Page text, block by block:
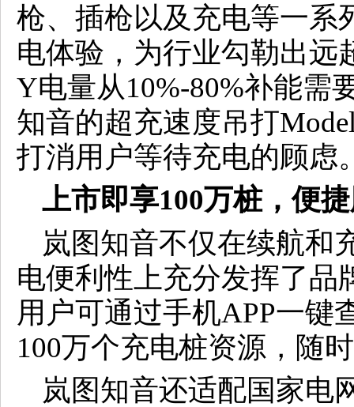
枪、插枪以及充电等一系
电体验，为行业勾勒出远
Y电量从10%-80%补能需
知音的超充速度吊打
打消用户等待充电的顾虑
上市即享100万桩，便捷
岚图知音不仅在续航和
电便利性上充分发挥了品
用户可通过手机APP一键
100万个充电桩资源，随
岚图知音还适配国家电